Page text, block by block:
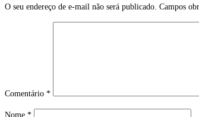
O seu endereço de e-mail não será publicado. Campos
Comentário *
Nome *